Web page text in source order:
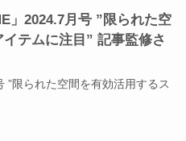
」2024.7月号 ”限られた空
テムに注目” 記事監修さ
”限られた空間を有効活用するス